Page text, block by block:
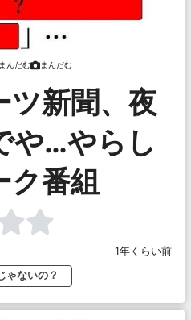
まんだむ まんだむ
ツ新聞、夜
や…やらし
ク番組
1年くらい前
ゃないの？